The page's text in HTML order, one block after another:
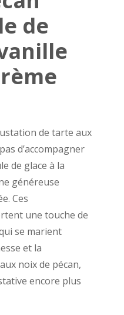
de
de tarte aux
d’accompagner
de glace à la
généreuse
Ces
une touche de
se marient
et la
noix de pécan,
encore plus